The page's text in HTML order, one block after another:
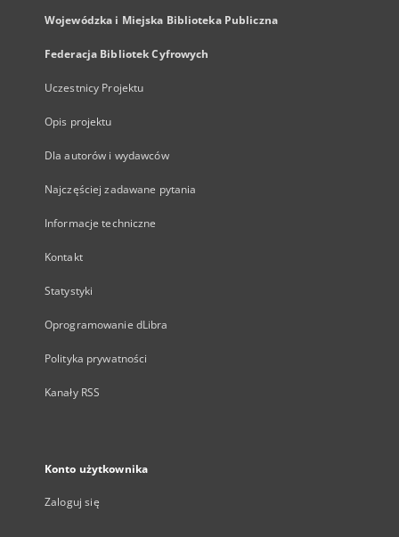
Wojewódzka i Miejska Biblioteka Publiczna
Federacja Bibliotek Cyfrowych
Uczestnicy Projektu
Opis projektu
Dla autorów i wydawców
Najczęściej zadawane pytania
Informacje techniczne
Kontakt
Statystyki
Oprogramowanie dLibra
Polityka prywatności
Kanały RSS
Konto użytkownika
Zaloguj się